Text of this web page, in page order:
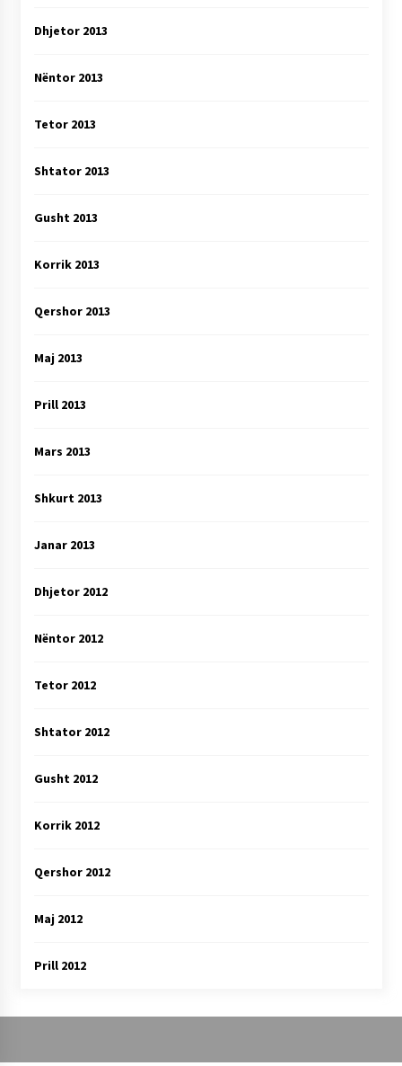
Dhjetor 2013
Nëntor 2013
Tetor 2013
Shtator 2013
Gusht 2013
Korrik 2013
Qershor 2013
Maj 2013
Prill 2013
Mars 2013
Shkurt 2013
Janar 2013
Dhjetor 2012
Nëntor 2012
Tetor 2012
Shtator 2012
Gusht 2012
Korrik 2012
Qershor 2012
Maj 2012
Prill 2012